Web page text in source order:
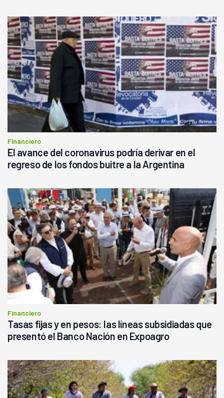
Financiero
El avance del coronavirus podría derivar en el
regreso de los fondos buitre a la Argentina
Financiero
Tasas fijas y en pesos: las líneas subsidiadas que
presentó el Banco Nación en Expoagro